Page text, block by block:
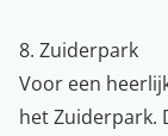
8. Zuiderpark
Voor een
het Zuiderpark.